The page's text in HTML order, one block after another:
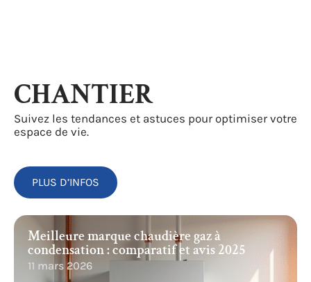
CHANTIER
Suivez les tendances et astuces pour optimiser votre
espace de vie.
PLUS D’INFOS
Meilleure marque chaudière gaz à
condensation : comparatif et avis 2025
11 mars 2026